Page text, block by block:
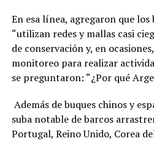
En esa línea, agregaron que
“utilizan redes y mallas casi
de conservación y, en
monitoreo para realizar
se preguntaron: “¿Por qué
Además de buques chinos y
suba notable de barcos
Portugal, Reino Unido, Corea